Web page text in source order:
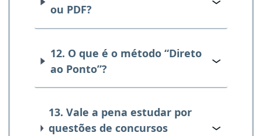
ou PDF?
12. O que é o método “Direto
ao Ponto”?
13. Vale a pena estudar por
questões de concursos